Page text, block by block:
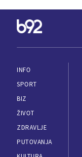
INFO
SPORT
BIZ
ŽIVOT
ZDRAVLJE
PUTOVANJA